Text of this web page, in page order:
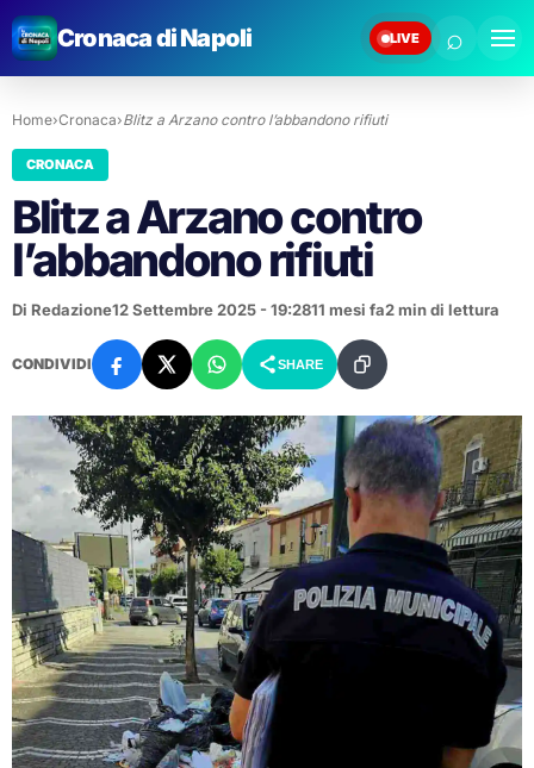
Cronaca di Napoli LIVE ⌕
Home›Cronaca›Blitz a Arzano contro l’abbandono rifiuti
CRONACA
Blitz a Arzano contro
l’abbandono rifiuti
Di Redazione12 Settembre 2025 - 19:2811 mesi fa2 min di lettura
CONDIVIDI SHARE